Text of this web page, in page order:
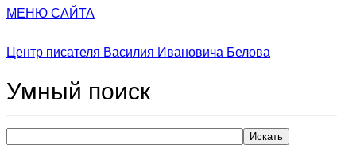
МЕНЮ САЙТА
Центр писателя Василия Ивановича Белова
Умный поиск
Искать